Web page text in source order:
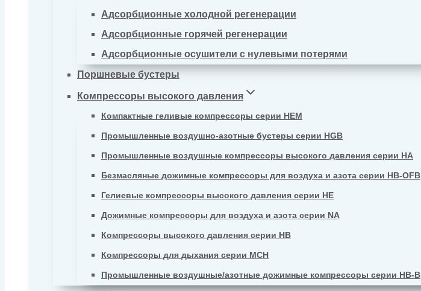
Адсорбционные холодной регенерации
Адсорбционные горячей регенерации
Адсорбционные осушители с нулевыми потерями
Поршневые бустеры
Компрессоры высокого давления
Компактные геливые компрессоры серии HEM
Промышленные воздушно-азотные бустеры серии HGB
Промышленные воздушные компрессоры высокого давления серии HA
Безмасляные дожимные компрессоры для воздуха и азота серии HB-OFB
Гелиевые компрессоры высокого давления серии HE
Дожимные компрессоры для воздуха и азота серии NA
Компрессоры высокого давления серии HB
Компрессоры для дыхания серии MCH
Промышленные воздушные/азотные дожимные компрессоры серии HB-B